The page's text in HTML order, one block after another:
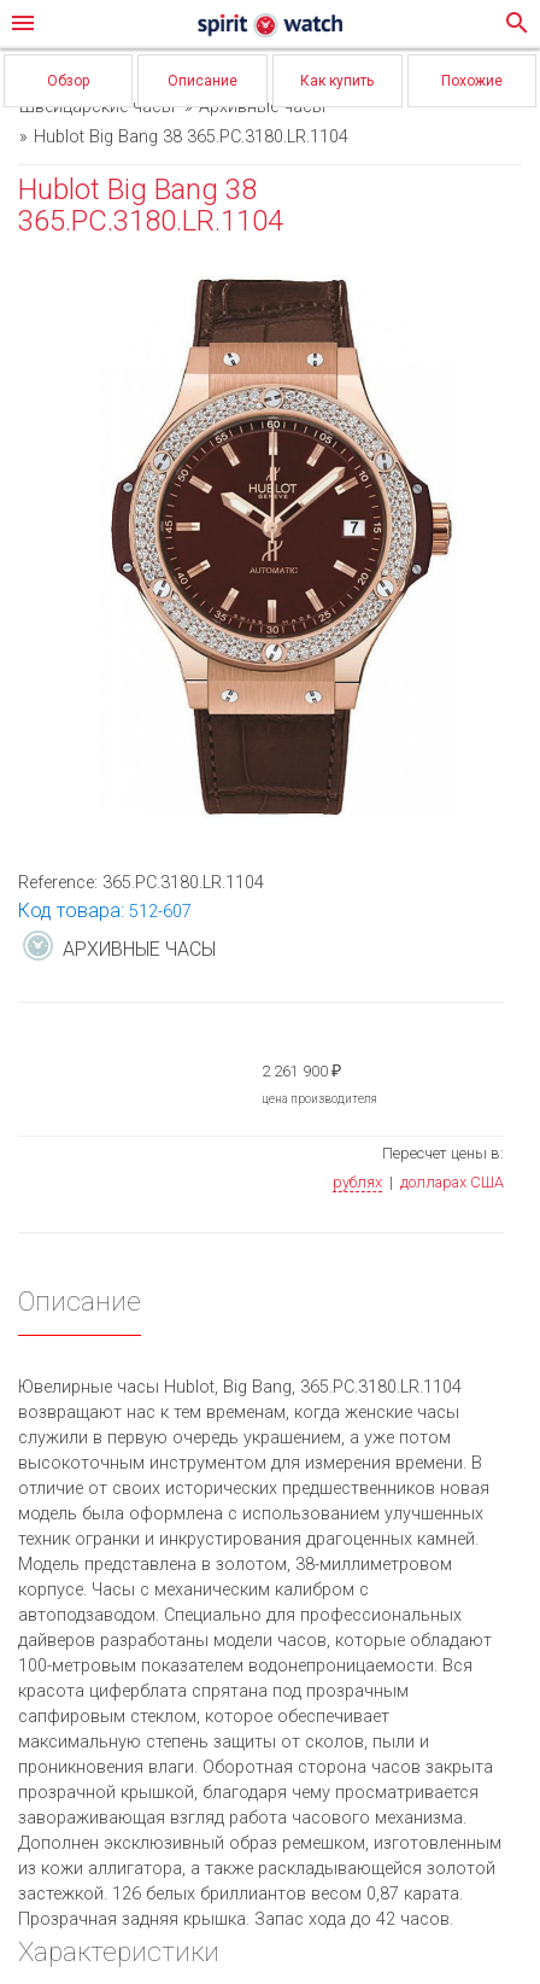
menu search
Обзор Описание Как купить Похожие
Швейцарские часы
Архивные часы
Hublot Big Bang 38 365.PC.3180.LR.1104
Hublot Big Bang 38
365.PC.3180.LR.1104
Reference: 365.PC.3180.LR.1104
Код товара: 512-607
АРХИВНЫЕ ЧАСЫ
2 261 900 ₽
цена производителя
Пересчет цены в:
рублях | долларах США
Описание
Ювелирные часы Hublot, Big Bang, 365.PC.3180.LR.1104
возвращают нас к тем временам, когда женские часы
служили в первую очередь украшением, а уже потом
высокоточным инструментом для измерения времени. В
отличие от своих исторических предшественников новая
модель былa оформленa с использованием улучшенных
техник огранки и инкрустирования драгоценных камней.
Модель представлена в золотом, 38-миллиметровом
корпусе. Часы с механическим калибром с
автоподзаводом. Специально для профессиональных
дайверов разработаны модели часов, которые обладают
100-метровым показателем водонепроницаемости. Вся
красота циферблата спрятана под прозрачным
сапфировым стеклом, которое обеспечивает
максимальную степень защиты от сколов, пыли и
проникновения влаги. Оборотная сторона часов закрыта
прозрачной крышкой, благодаря чему просматривается
завораживающая взгляд работа часового механизма.
Дополнен эксклюзивный образ ремешком, изготовленным
из кожи аллигатора, а также раскладывающейся золотой
застежкой. 126 белых бриллиантов весом 0,87 карата.
Прозрачная задняя крышка. Запас хода до 42 часов.
Характеристики